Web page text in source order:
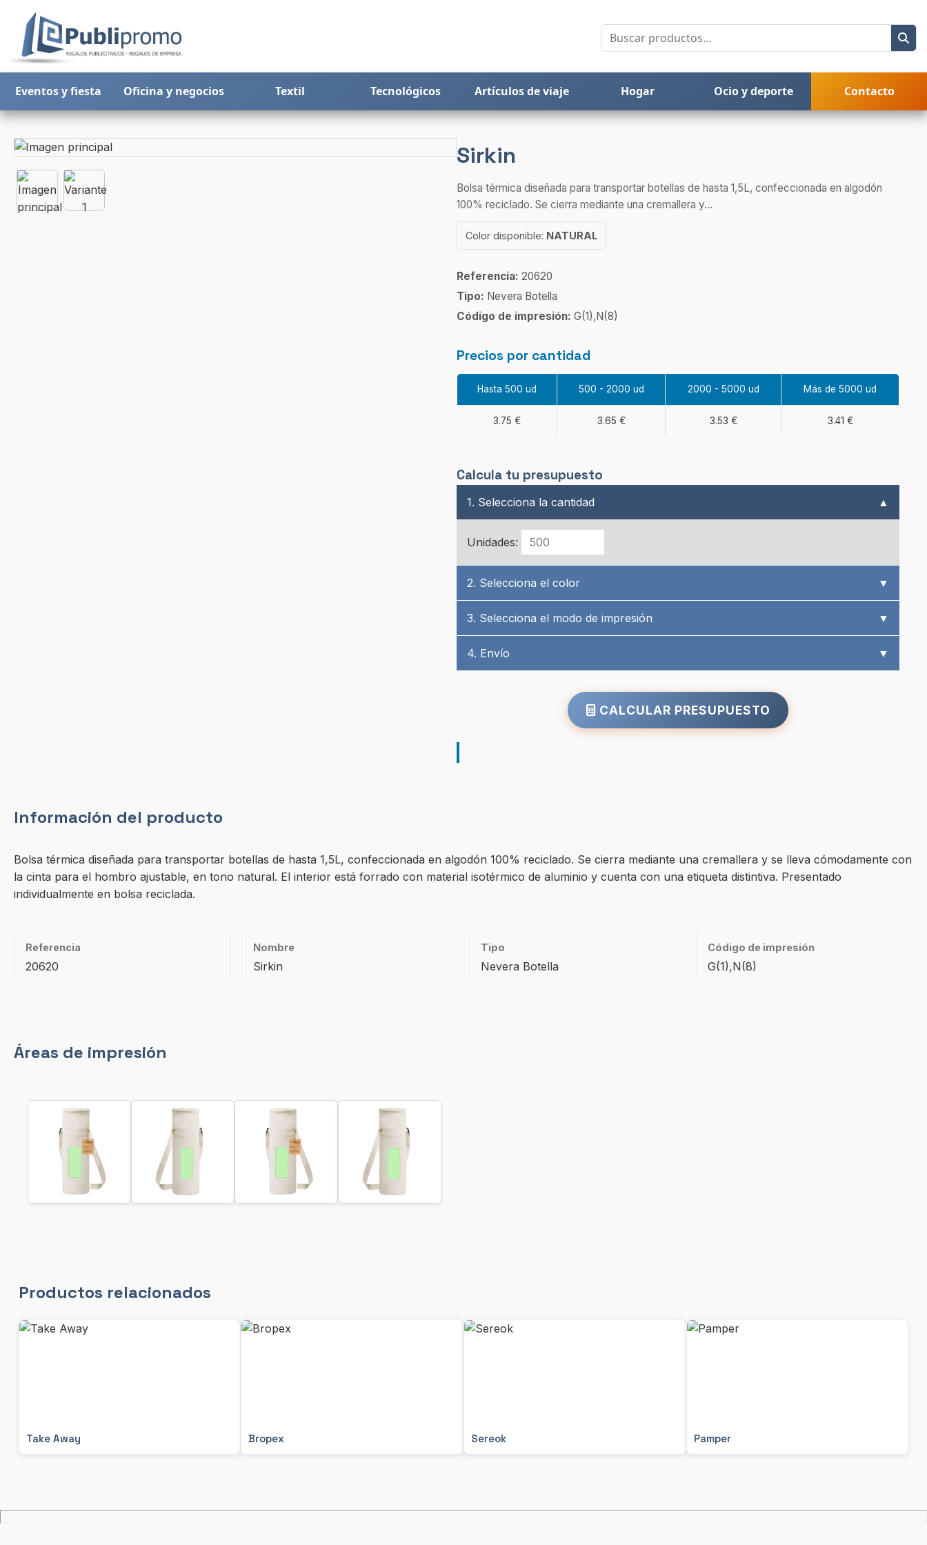
Eventos y fiesta Oficina y negocios Textil Tecnológicos Artículos de viaje Hogar Ocio y deporte Contacto
Sirkin
Bolsa térmica diseñada para transportar botellas de hasta 1,5L, confeccionada en algodón
100% reciclado. Se cierra mediante una cremallera y...
Color disponible: NATURAL
Referencia: 20620
Tipo: Nevera Botella
Código de impresión: G(1),N(8)
Precios por cantidad
Hasta 500 ud 500 - 2000 ud 2000 - 5000 ud Más de 5000 ud
3.75 € 3.65 € 3.53 € 3.41 €
Calcula tu presupuesto
1. Selecciona la cantidad ▲
Unidades:
2. Selecciona el color ▼
3. Selecciona el modo de impresión ▼
4. Envío ▼
CALCULAR PRESUPUESTO
Información del producto
Bolsa térmica diseñada para transportar botellas de hasta 1,5L, confeccionada en algodón 100% reciclado. Se cierra mediante una cremallera y se lleva cómodamente con
la cinta para el hombro ajustable, en tono natural. El interior está forrado con material isotérmico de aluminio y cuenta con una etiqueta distintiva. Presentado
individualmente en bolsa reciclada.
Referencia
20620
Nombre
Sirkin
Tipo
Nevera Botella
Código de impresión
G(1),N(8)
Áreas de impresión
Productos relacionados
Take Away Bropex Sereok Pamper